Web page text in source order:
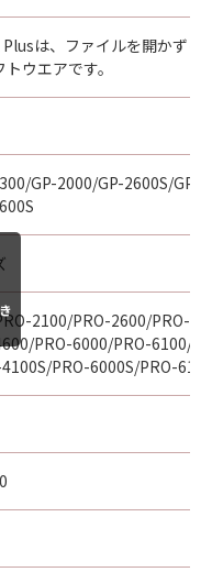
日の間、「許諾ソ
いる記憶媒体
ます）に物理的
ます。当該保証
物理的な欠陥が発
ノンは、「メディ
現状のまま』の
ノン、キヤノン
理店及び販売店
して、商品性及び
を含め、いかなる
とを問わず一切し
会社、それらの販
ソフトウエア」
るいかなる損害
または付随的な
ない）につい
は、ファイルを開かずに
ウエアです。
GP-2000/GP-2600S/GP-
2100/PRO-2600/PRO-
PRO-6000/PRO-6100/
PRO-6000S/PRO-